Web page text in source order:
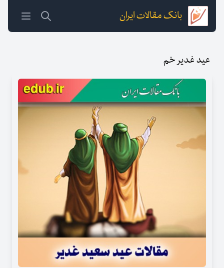
بانک مقالات ایران
عید غدیر خم